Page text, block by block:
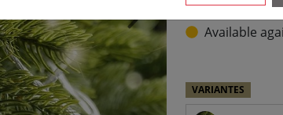
› Available
VARIANTES